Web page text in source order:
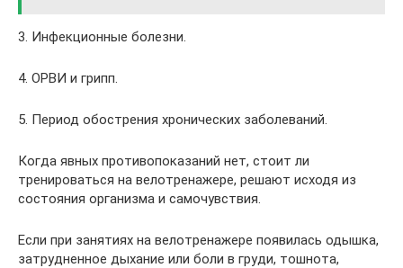
3. Инфекционные болезни.
4. ОРВИ и грипп.
5. Период обострения хронических заболеваний.
Когда явных противопоказаний нет, стоит ли
тренироваться на велотренажере, решают исходя из
состояния организма и самочувствия.
Если при занятиях на велотренажере появилась одышка,
затрудненное дыхание или боли в груди, тошнота,